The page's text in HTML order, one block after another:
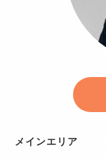
メインエリア